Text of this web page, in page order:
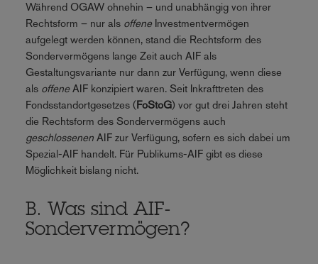
Während OGAW ohnehin – und unabhängig von ihrer
Rechtsform – nur als offene Investmentvermögen
aufgelegt werden können, stand die Rechtsform des
Sondervermögens lange Zeit auch AIF als
Gestaltungsvariante nur dann zur Verfügung, wenn diese
als offene AIF konzipiert waren. Seit Inkrafttreten des
Fondsstandortgesetzes (FoStoG) vor gut drei Jahren steht
die Rechtsform des Sondervermögens auch
geschlossenen AIF zur Verfügung, sofern es sich dabei um
Spezial-AIF handelt. Für Publikums-AIF gibt es diese
Möglichkeit bislang nicht.
B. Was sind AIF-
Sondervermögen?